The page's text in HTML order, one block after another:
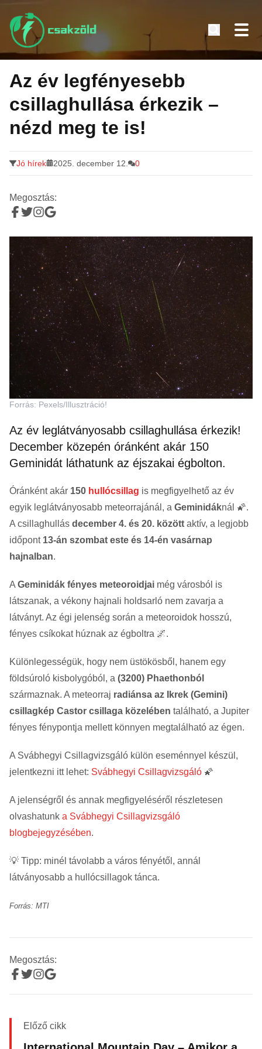
Tovább
tartalomra
Az év legfényesebb
csillaghullása érkezik –
nézd meg te is!
Jó hírek 2025. december 12. 0
Megosztás:
Forrás: Pexels/Illusztráció!
Az év leglátványosabb csillaghullása érkezik!
December közepén óránként akár 150
Geminidát láthatunk az éjszakai égbolton.
Óránként akár 150 hullócsillag is megfigyelhető az év
egyik leglátványosabb meteorrajánál, a Geminidáknál 🌠.
A csillaghullás december 4. és 20. között aktív, a legjobb
időpont 13-án szombat este és 14-én vasárnap
hajnalban.
A Geminidák fényes meteoroidjai még városból is
látszanak, a vékony hajnali holdsarló nem zavarja a
látványt. Az égi jelenség során a meteoroidok hosszú,
fényes csíkokat húznak az égboltra 🌌.
Különlegességük, hogy nem üstökösből, hanem egy
földsúroló kisbolygóból, a (3200) Phaethonból
származnak. A meteorraj radiánsa az Ikrek (Gemini)
csillagkép Castor csillaga közelében található, a Jupiter
fényes fénypontja mellett könnyen megtalálható az égen.
A Svábhegyi Csillagvizsgáló külön eseménnyel készül,
jelentkezni itt lehet: Svábhegyi Csillagvizsgáló 🌠
A jelenségről és annak megfigyeléséről részletesen
olvashatunk a Svábhegyi Csillagvizsgáló
blogbejegyzésében.
💡 Tipp: minél távolabb a város fényétől, annál
látványosabb a hullócsillagok tánca.
Forrás: MTI
Megosztás:
Előző cikk